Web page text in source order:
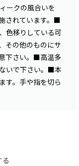
ークの風合いを
されています。■
色移りしている可
その他のものにサ
下さい。■高温多
いで下さい。■本
す。手や指を切ら
る